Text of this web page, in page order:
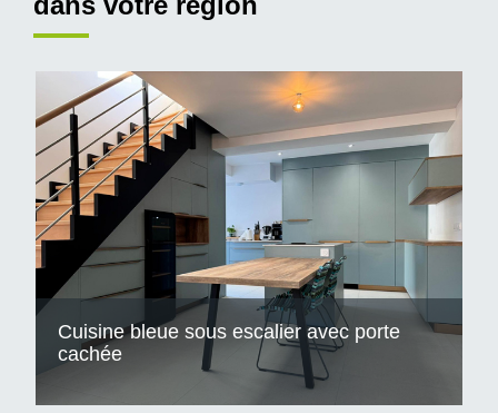
Cuisine bleue sous escalier avec porte
cachée